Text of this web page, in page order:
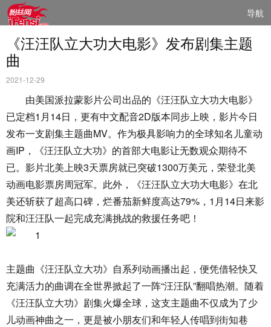
导航
《汪汪队立大功大电影》发布剧集主题
曲
2021-12-29
由美国派拉蒙影片公司出品的《汪汪队立大功大电影》
已定档1月14日，更有中文配音2D版本同步上映，影片今日
发布一支剧集主题曲MV。作为极具影响力的全球知名儿童动
画IP，《汪汪队立大功》的首部大电影让无数观众期待不
已。影片北美上映3天票房就已突破1300万美元，荣登北美
动画电影票房周冠军。此外，《汪汪队立大功大电影》在北
美还斩获了超高口碑，烂番茄新鲜度高达79%，1月14日来影
院和汪汪队一起完成充满挑战的救援任务吧！
主题曲《汪汪队立大功》自系列动画播出起，便凭借轻快又
充满活力的曲调在全世界掀起了一阵“汪汪队”翻唱热潮。随着
《汪汪队立大功》剧集火爆全球，这支主题曲不仅成为了少
儿动画神曲之一，更是被小朋友们和年轻人传唱到街知巷